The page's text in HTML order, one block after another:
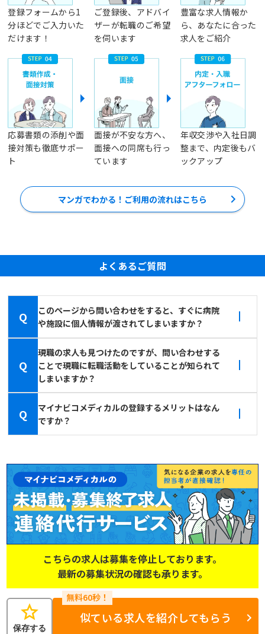
登録フォームから1
分ほどでご入力いた
だけます！
ご登録後、アドバイ
ザーが転職のご希望
を伺います
豊富な求人情報か
ら、あなたに合った
求人をご紹介
応募書類の添削や面
接対策も徹底サポー
ト
面接が不安な方へ、
面接への同席も行っ
ています
年収交渉や入社日調
整まで、内定後もバ
ックアップ
マンガでわかる！ご利用の流れはこちら
よくあるご質問
Q
このページから問い合わせをすると、すぐに病院
や施設に個人情報が渡されてしまいますか？
Q
現職の求人も見つけたのですが、問い合わせする
ことで現職に転職活動をしていることが知られて
しまいますか？
Q
マイナビコメディカルの登録するメリットはなん
ですか？
こちらの求人は募集を停止しております。
最新の募集状況の確認も承ります。
star
保存する
似ている求人を紹介してもらう